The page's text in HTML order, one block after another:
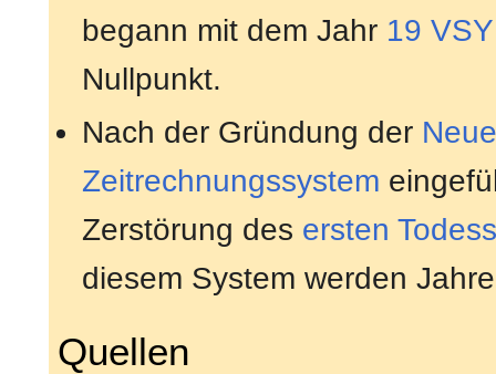
begann mit dem Jahr 19 VSY
Nullpunkt.
Nach der Gründung der
Zeitrechnungssystem
Zerstörung des ersten
diesem System werden
Quellen